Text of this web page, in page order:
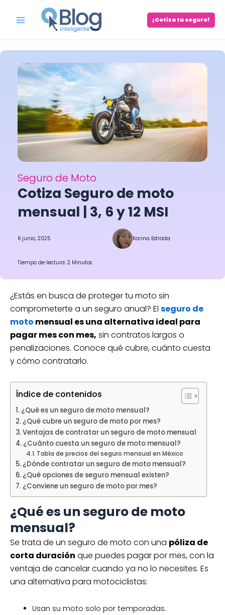
Menu
¡Cotiza tu seguro!
Seguro de Moto
Cotiza Seguro de moto
mensual | 3, 6 y 12 MSI
6 junio, 2025 Karina Estrada
Tiempo de lectura: 2 Minutos
¿Estás en busca de proteger tu moto sin
comprometerte a un seguro anual? El seguro de
moto mensual es una alternativa ideal para
pagar mes con mes, sin contratos largos o
penalizaciones. Conoce qué cubre, cuánto cuesta
y cómo contratarlo.
Índice de contenidos
¿Qué es un seguro de moto mensual?
¿Qué cubre un seguro de moto por mes?
Ventajas de contratar un seguro de moto mensual
¿Cuánto cuesta un seguro de moto mensual?
Tabla de precios del seguro mensual en México
¿Dónde contratar un seguro de moto mensual?
¿Qué opciones de seguro mensual existen?
¿Conviene un seguro de moto por mes?
¿Qué es un seguro de moto
mensual?
Se trata de un seguro de moto con una póliza de
corta duración que puedes pagar por mes, con la
ventaja de cancelar cuando ya no lo necesites. Es
una alternativa para motociclistas:
Usan su moto solo por temporadas.